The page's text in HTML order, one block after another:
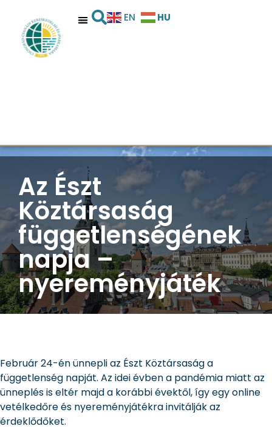
EN HU
Az Észt
Köztársaság
függetlenségének
napja –
nyereményjáték
Február 24-én ünnepli az Észt Köztársaság a
függetlenség napját. Az idei évben a pandémia miatt az
ünneplés is eltér majd a korábbi évektől, így egy online
vetélkedőre és nyereményjátékra invitálják az
érdeklődőket.